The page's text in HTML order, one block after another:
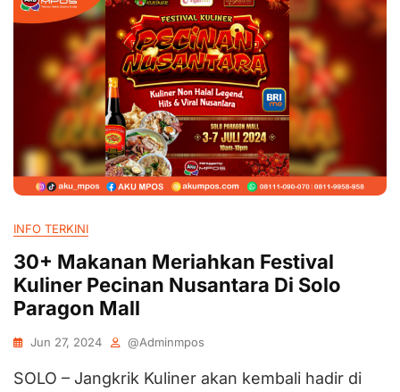
INFO TERKINI
30+ Makanan Meriahkan Festival
Kuliner Pecinan Nusantara Di Solo
Paragon Mall
Jun 27, 2024 @adminmpos
SOLO – Jangkrik Kuliner akan kembali hadir di